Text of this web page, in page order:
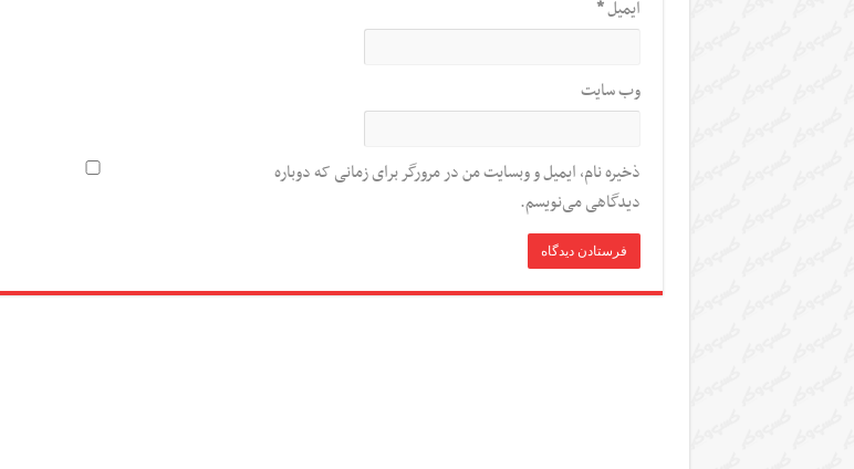
ایمیل*
وب‌ سایت
ذخیره نام، ایمیل و وبسایت من در مرورگر برای زمانی که دوباره
دیدگاهی می‌نویسم.